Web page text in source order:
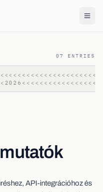
07 ENTRIES
API-integrációhoz és